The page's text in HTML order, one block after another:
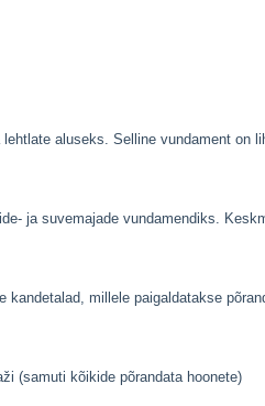
aluseks. Selline vundament on
ja suvemajade vundamendiks.
millele paigaldatakse
(samuti kõikide põrandata hoonete)